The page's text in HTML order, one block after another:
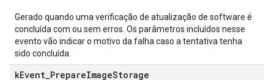
Gerado quando uma verificação de atualização de software é
concluída com ou sem erros. Os parâmetros incluídos nesse
evento vão indicar o motivo da falha caso a tentativa tenha
sido concluída.
kEvent PrepareImageStorage